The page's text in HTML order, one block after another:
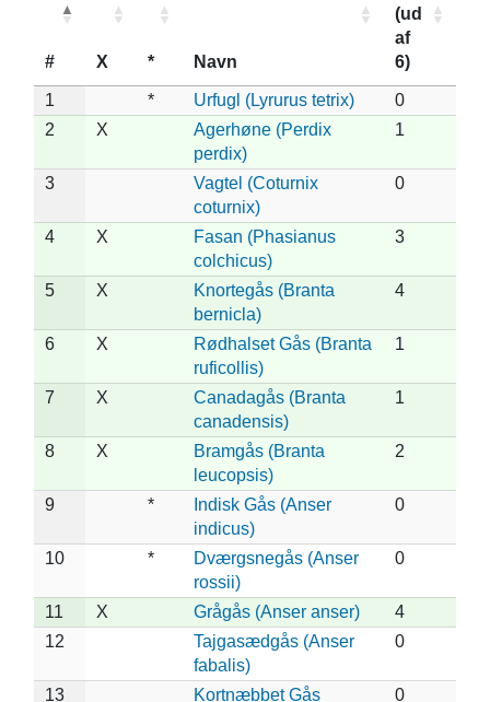
# X * Navn
(ud
af
6)
1 * Urfugl (Lyrurus tetrix)
0
2
X
Agerhøne (Perdix
perdix)
1
3
Vagtel (Coturnix
coturnix)
0
4 X
Fasan (Phasianus
colchicus)
3
5 X
Knortegås (Branta
bernicla)
4
6 X
Rødhalset Gås (Branta
ruficollis)
1
7 X
Canadagås (Branta
canadensis)
1
8 X
Bramgås (Branta
leucopsis)
2
9 *
Indisk Gås (Anser
indicus)
0
10 *
Dværgsnegås (Anser
rossii)
0
11 X Grågås (Anser anser)
4
12
Tajgasædgås (Anser
fabalis)
0
13
Kortnæbbet Gås
0